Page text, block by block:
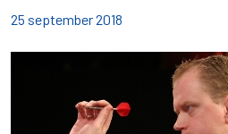
25 september 2018